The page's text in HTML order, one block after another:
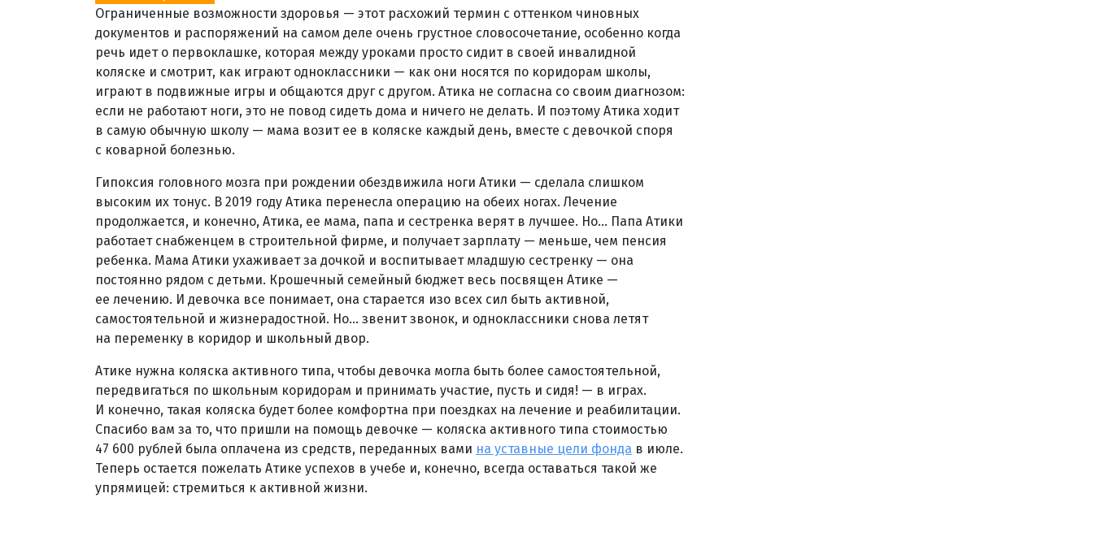
Ограниченные возможности здоровья — этот расхожий термин с оттенком чиновных
документов и распоряжений на самом деле очень грустное словосочетание, особенно когда
речь идет о первоклашке, которая между уроками просто сидит в своей инвалидной
коляске и смотрит, как играют одноклассники — как они носятся по коридорам школы,
играют в подвижные игры и общаются друг с другом. Атика не согласна со своим диагнозом:
если не работают ноги, это не повод сидеть дома и ничего не делать. И поэтому Атика ходит
в самую обычную школу — мама возит ее в коляске каждый день, вместе с девочкой споря
с коварной болезнью.
Гипоксия головного мозга при рождении обездвижила ноги Атики — сделала слишком
высоким их тонус. В 2019 году Атика перенесла операцию на обеих ногах. Лечение
продолжается, и конечно, Атика, ее мама, папа и сестренка верят в лучшее. Но... Папа Атики
работает снабженцем в строительной фирме, и получает зарплату — меньше, чем пенсия
ребенка. Мама Атики ухаживает за дочкой и воспитывает младшую сестренку — она
постоянно рядом с детьми. Крошечный семейный бюджет весь посвящен Атике —
ее лечению. И девочка все понимает, она старается изо всех сил быть активной,
самостоятельной и жизнерадостной. Но... звенит звонок, и одноклассники снова летят
на переменку в коридор и школьный двор.
Атике нужна коляска активного типа, чтобы девочка могла быть более самостоятельной,
передвигаться по школьным коридорам и принимать участие, пусть и сидя! — в играх.
И конечно, такая коляска будет более комфортна при поездках на лечение и реабилитации.
Спасибо вам за то, что пришли на помощь девочке — коляска активного типа стоимостью
47 600 рублей была оплачена из средств, переданных вами на уставные цели фонда в июле.
Теперь остается пожелать Атике успехов в учебе и, конечно, всегда оставаться такой же
упрямицей: стремиться к активной жизни.